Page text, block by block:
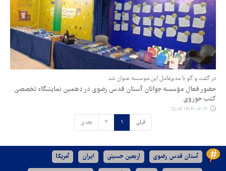
در گفت و گو با مدیرعامل این موسسه عنوان شد
حضور فعال مؤسسه جوانان آستان قدس رضوی در دهمین نمایشگاه تخصصی
کتب حوزوی
۱۴۰۴-۰۶-۲۱ ۱۵:۰۴
قبلی ۱ ۲ بعدی
آستان قدس رضوی اربعین حسینی ایران آمریکا